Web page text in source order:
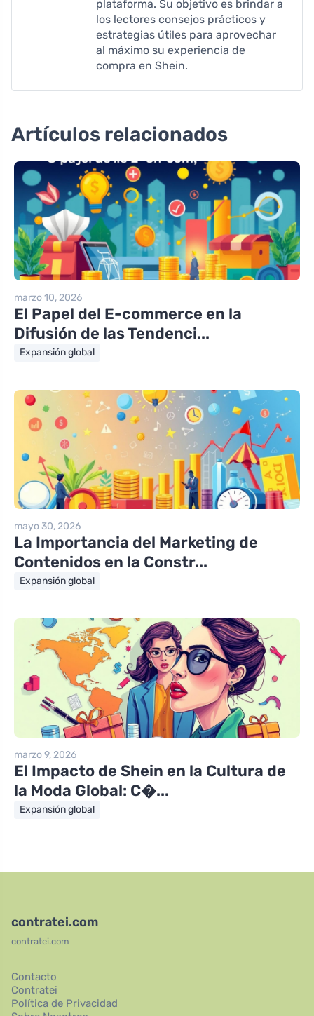
plataforma. Su objetivo es brindar a
los lectores consejos prácticos y
estrategias útiles para aprovechar
al máximo su experiencia de
compra en Shein.
Artículos relacionados
marzo 10, 2026
El Papel del E-commerce en la
Difusión de las Tendenci...
Expansión global
mayo 30, 2026
La Importancia del Marketing de
Contenidos en la Constr...
Expansión global
marzo 9, 2026
El Impacto de Shein en la Cultura de
la Moda Global: C�...
Expansión global
contratei.com
contratei.com
Contacto
Contratei
Política de Privacidad